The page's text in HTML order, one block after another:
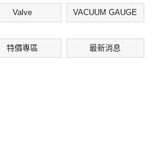
Valve VACUUM GAUGE
特價專區 最新消息